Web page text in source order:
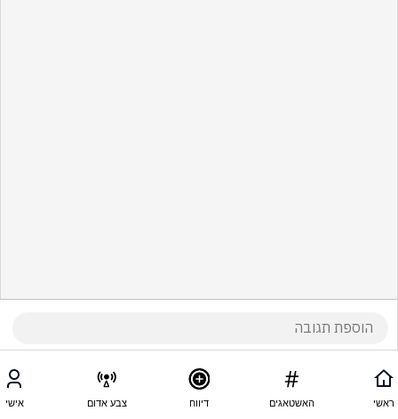
ראשי האשטאגים דיווח צבע אדום אישי